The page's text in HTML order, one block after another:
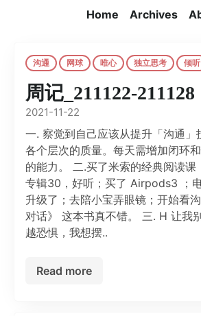
Home Archives
沟通 网球 唯心 独立思考 倾听
周记_211122-211128
2021-11-22
一. 察觉到自己应该从提升「沟通」
各个层次的质量。每天需增加闭环
的能力。 二.买了米索的经典阅读课
专辑30，好听；买了 Airpods3 ；
升级了；去陪小宝弄眼镜；开始看
对话》 这本书真不错。 三. H 让我
越恐惧，我想摆..
Read more